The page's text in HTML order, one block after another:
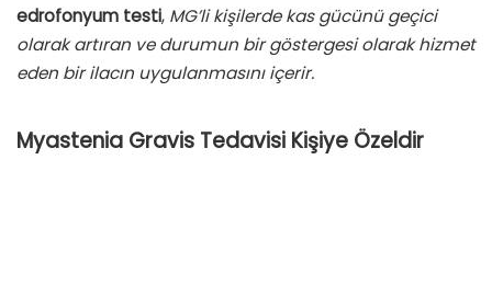
edrofonyum testi, MG’li kişilerde kas gücünü geçici
olarak artıran ve durumun bir göstergesi olarak hizmet
eden bir ilacın uygulanmasını içerir.
Myastenia Gravis Tedavisi Kişiye Özeldir